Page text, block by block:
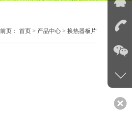
页： 首页 > 产品中心 > 换热器板片